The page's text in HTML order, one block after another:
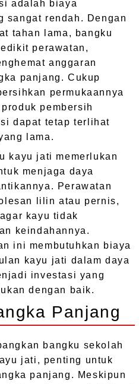
adalah biaya
sangat rendah. Dengan
tahan lama, bangku
perawatan,
anggaran
panjang. Cukup
permukaannya
pembersih
dapat tetap terlihat
lama.
kayu jati memerlukan
menjaga daya
Perawatan
lilin atau pernis,
kayu tidak
keindahannya.
ini membutuhkan biaya
kayu jati dalam daya
investasi yang
dengan baik.
Panjang
bangku sekolah
jati, penting untuk
panjang. Meskipun